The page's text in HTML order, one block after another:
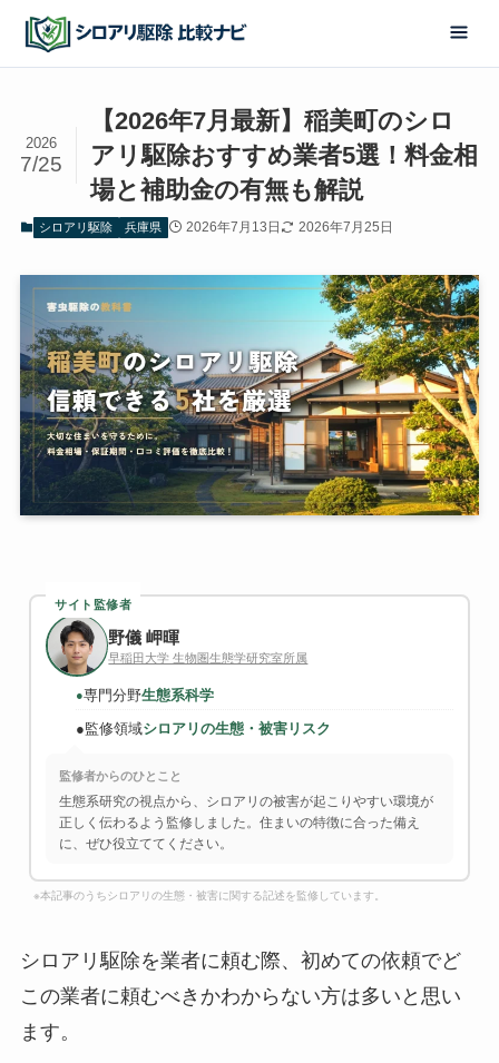
【2026年7月最新】稲美町のシロ
アリ駆除おすすめ業者5選！料金相
場と補助金の有無も解説
2026
7/25
シロアリ駆除 兵庫県 2026年7月13日 2026年7月25日
サイト監修者
野儀 岬暉
早稲田大学 生物圏生態学研究室所属
●専門分野生態系科学
●監修領域シロアリの生態・被害リスク
監修者からのひとこと
生態系研究の視点から、シロアリの被害が起こりやすい環境が
正しく伝わるよう監修しました。住まいの特徴に合った備え
に、ぜひ役立ててください。
※本記事のうちシロアリの生態・被害に関する記述を監修しています。
シロアリ駆除を業者に頼む際、初めての依頼でど
この業者に頼むべきかわからない方は多いと思い
ます。